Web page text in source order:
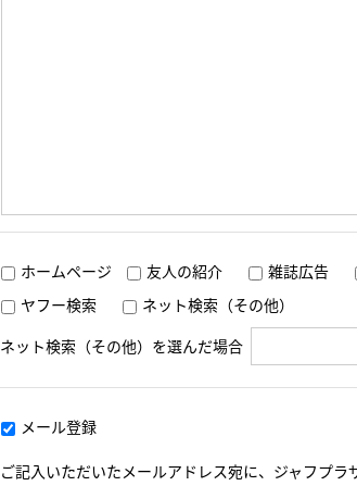
ホームページ 友人の紹介 雑誌広告
ヤフー検索
ネット検索（その他）
ネット検索（その他）を選んだ場合
メール登録
ご記入いただいたメールアドレス宛に、ジャフプ